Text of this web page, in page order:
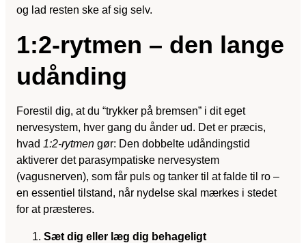
og lad resten ske af sig selv.
1:2-rytmen – den lange
udånding
Forestil dig, at du “trykker på bremsen” i dit eget
nervesystem, hver gang du ånder ud. Det er præcis,
hvad 1:2-rytmen gør: Den dobbelte udåndingstid
aktiverer det parasympatiske nervesystem
(vagusnerven), som får puls og tanker til at falde til ro –
en essentiel tilstand, når nydelse skal mærkes i stedet
for at præsteres.
Sæt dig eller læg dig behageligt